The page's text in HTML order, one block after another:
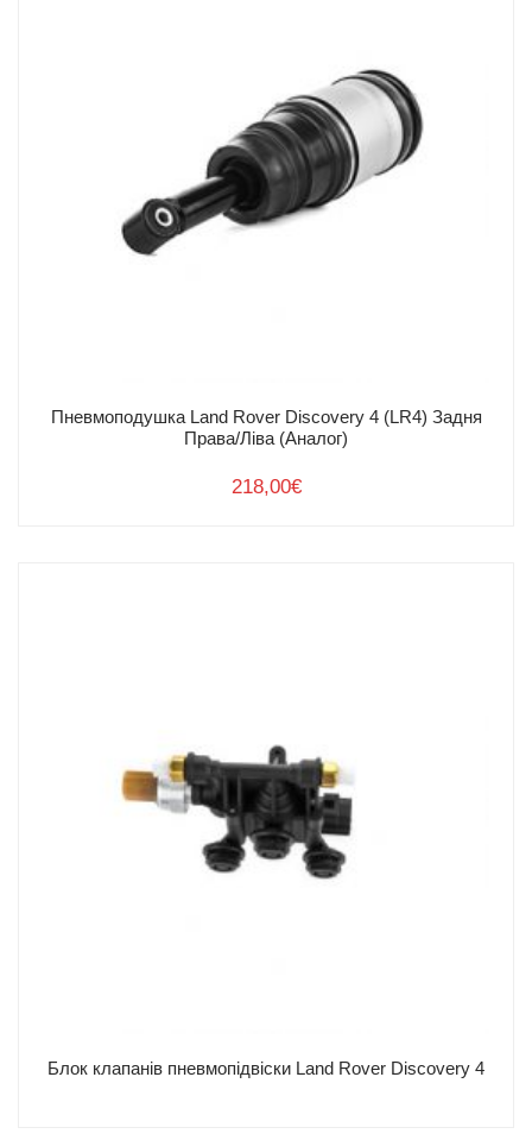
Пневмоподушка Land Rover Discovery 4 (LR4) Задня
Права/Ліва (Аналог)
218,00€
Блок клапанів пневмопідвіски Land Rover Discovery 4